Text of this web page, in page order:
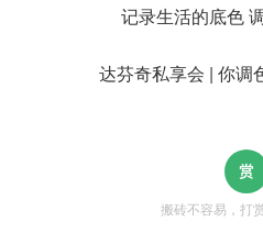
记录生活的底色
达芬奇私享会 | 你调
搬砖不容易，打